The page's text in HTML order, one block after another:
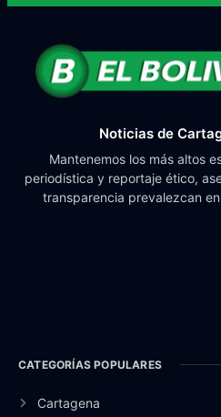
Noticias de
Mantenemos los más altos
periodística y reportaje ético,
transparencia prevalezcan
CATEGORÍAS POPULARES
Cartagena